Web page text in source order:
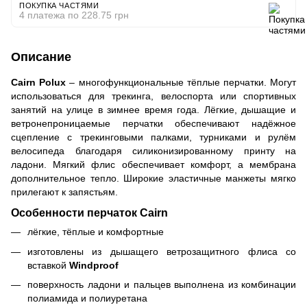
ПОКУПКА ЧАСТЯМИ
4 платежа по 228.75 грн
Описание
Cairn Polux – многофункциональные тёплые перчатки. Могут
использоваться для трекинга, велоспорта или спортивных
занятий на улице в зимнее время года. Лёгкие, дышащие и
ветронепроницаемые перчатки обеспечивают надёжное
сцепление с трекинговыми палками, турниками и рулём
велосипеда благодаря силиконизированному принту на
ладони. Мягкий флис обеспечивает комфорт, а мембрана
дополнительное тепло. Широкие эластичные манжеты мягко
прилегают к запястьям.
Особенности перчаток Cairn
лёгкие, тёплые и комфортные
изготовлены из дышащего ветрозащитного флиса со
вставкой Windproof
поверхность ладони и пальцев выполнена из комбинации
полиамида и полиуретана